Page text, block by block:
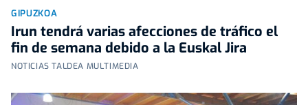
GIPUZKOA
Irun tendrá varias afecciones de tráfico el
fin de semana debido a la Euskal Jira
NOTICIAS TALDEA MULTIMEDIA